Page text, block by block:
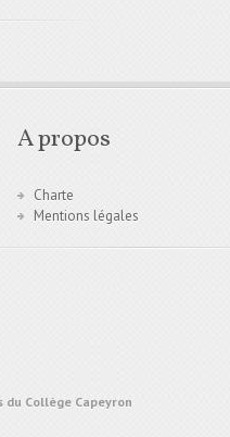
A propos
Charte
Mentions légales
Collège Capeyron